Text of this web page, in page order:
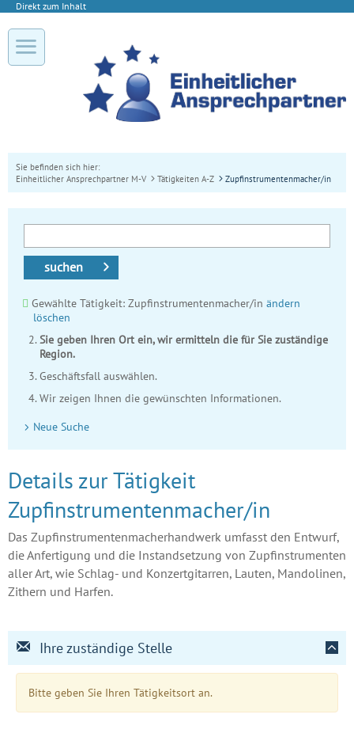
Direkt zum Inhalt
Sie befinden sich hier:
Einheitlicher Ansprechpartner M-V
Tätigkeiten A-Z Zupfinstrumentenmacher/in
suchen
Gewählte Tätigkeit: Zupfinstrumentenmacher/in ändern
löschen
Sie geben Ihren Ort ein, wir ermitteln die für Sie zuständige
Region.
Geschäftsfall auswählen.
Wir zeigen Ihnen die gewünschten Informationen.
Neue Suche
Details zur Tätigkeit
Zupfinstrumentenmacher/in
Das Zupfinstrumentenmacherhandwerk umfasst den Entwurf,
die Anfertigung und die Instandsetzung von Zupfinstrumenten
aller Art, wie Schlag- und Konzertgitarren, Lauten, Mandolinen,
Zithern und Harfen.
Ihre zuständige Stelle
Bitte geben Sie Ihren Tätigkeitsort an.